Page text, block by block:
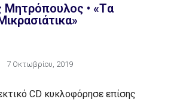
Μητρόπουλος • «Tα
7 Οκτωβρίου, 2019
CD κυκλοφόρησε επίσης